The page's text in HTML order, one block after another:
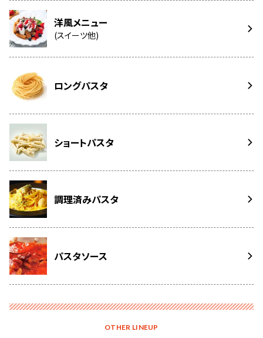
洋風メニュー
(スイーツ他)
ロングパスタ
ショートパスタ
調理済みパスタ
パスタソース
OTHER LINEUP